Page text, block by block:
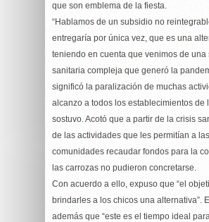
que son emblema de la fiesta.
“Hablamos de un subsidio no
entregaría por única vez, que es una
teniendo en cuenta que venimos de una
sanitaria compleja que generó la
significó la paralización de muchas
alcanzo a todos los establecimientos de
sostuvo. Acotó que a partir de la crisis
de las actividades que les permitían a las
comunidades recaudar fondos para la
las carrozas no pudieron concretarse.
Con acuerdo a ello, expuso que “el
brindarles a los chicos una alternativa”.
además que “este es el tiempo ideal